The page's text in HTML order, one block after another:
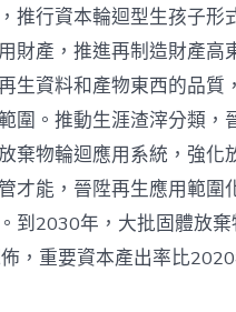
推行資本輪迴型生孩子形
財產，推進再制造財產高
生資料和產物東西的品質
圍。推動生涯渣滓分類，
棄物輪迴應用系統，強化
才能，晉陞再生應用範圍
到2030年，大批固體放
，重要資本產出率比